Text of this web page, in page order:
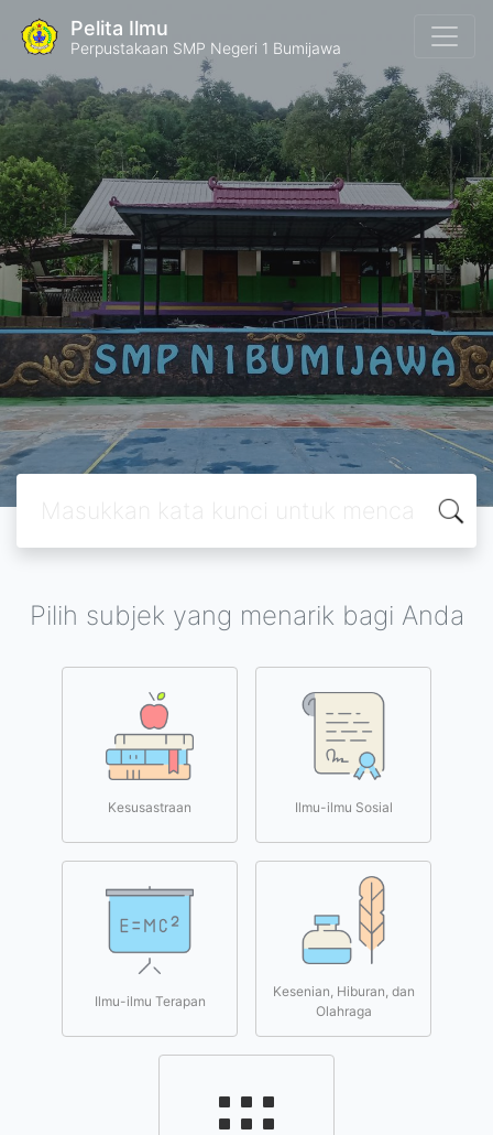
Pelita Ilmu
Perpustakaan SMP Negeri 1 Bumijawa
Pilih subjek yang menarik bagi Anda
Kesusastraan Ilmu-ilmu Sosial
Ilmu-ilmu Terapan
Kesenian, Hiburan, dan
Olahraga